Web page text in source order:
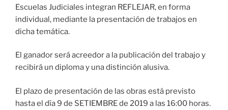
Escuelas Judiciales integran REFLEJAR, en forma
individual, mediante la presentación de trabajos en
dicha temática.
El ganador será acreedor a la publicación del trabajo y
recibirá un diploma y una distinción alusiva.
El plazo de presentación de las obras está previsto
hasta el día 9 de SETIEMBRE de 2019 a las 16:00 horas.